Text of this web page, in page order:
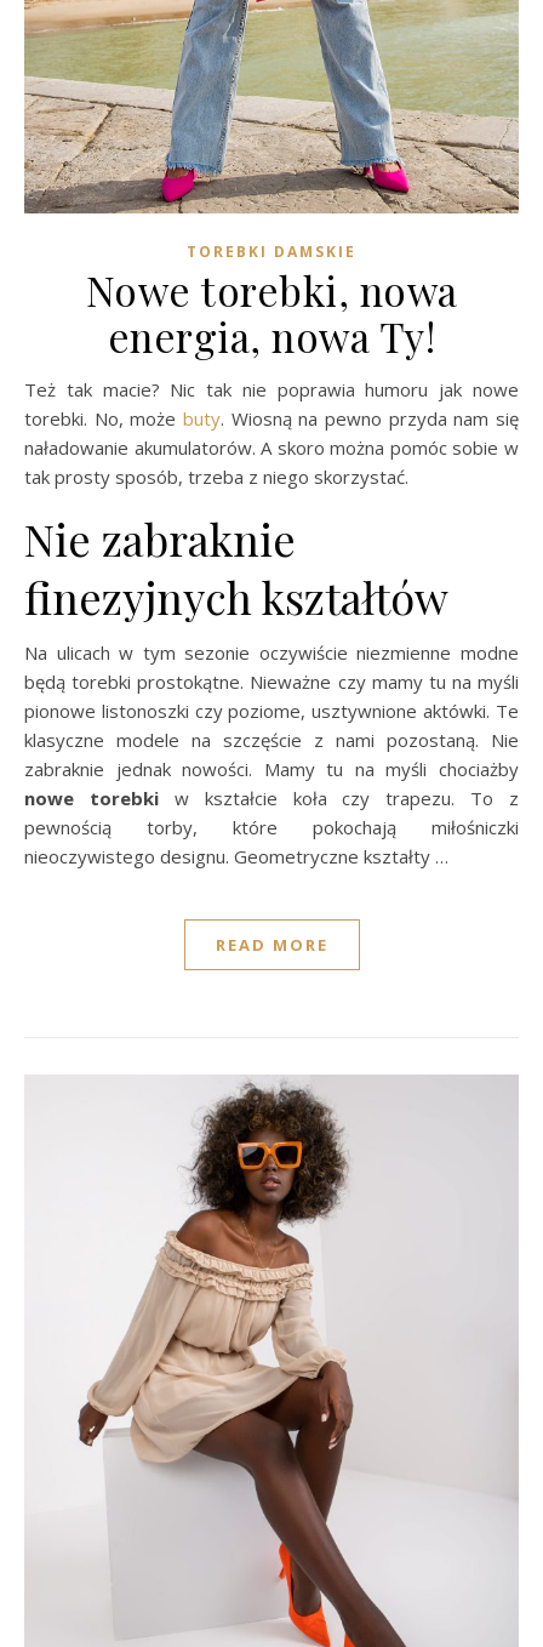
TOREBKI DAMSKIE
Nowe torebki, nowa
energia, nowa Ty!
Też tak macie? Nic tak nie poprawia humoru jak nowe
torebki. No, może buty. Wiosną na pewno przyda nam się
naładowanie akumulatorów. A skoro można pomóc sobie w
tak prosty sposób, trzeba z niego skorzystać.
Nie zabraknie
finezyjnych kształtów
Na ulicach w tym sezonie oczywiście niezmienne modne
będą torebki prostokątne. Nieważne czy mamy tu na myśli
pionowe listonoszki czy poziome, usztywnione aktówki. Te
klasyczne modele na szczęście z nami pozostaną. Nie
zabraknie jednak nowości. Mamy tu na myśli chociażby
nowe torebkiw kształcie koła czy trapezu. To z
pewnością torby, które pokochają miłośniczki
nieoczywistego designu. Geometryczne kształty …
READ MORE